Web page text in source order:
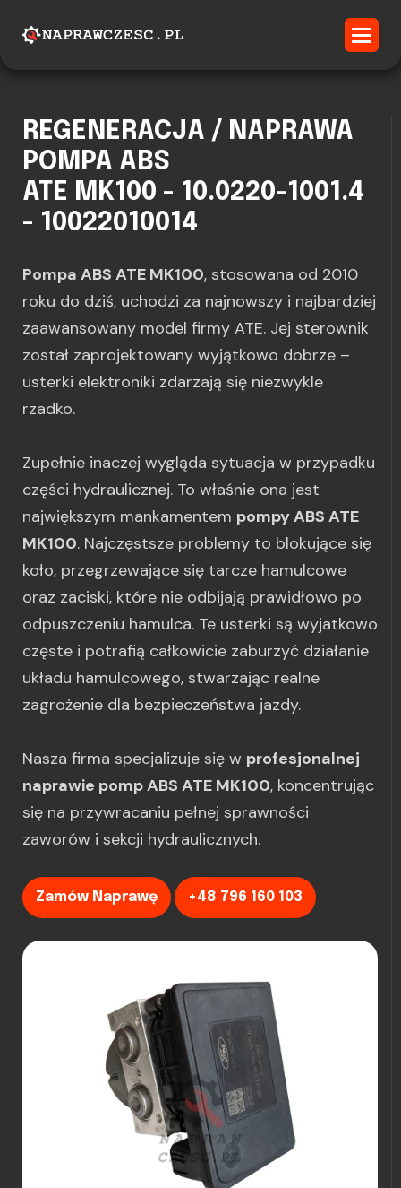
REGENERACJA / NAPRAWA
POMPA ABS
ATE MK100 - 10.0220-1001.4
- 10022010014
Pompa ABS ATE MK100, stosowana od 2010
roku do dziś, uchodzi za najnowszy i najbardziej
zaawansowany model firmy ATE. Jej sterownik
został zaprojektowany wyjątkowo dobrze –
usterki elektroniki zdarzają się niezwykle
rzadko.
Zupełnie inaczej wygląda sytuacja w przypadku
części hydraulicznej. To właśnie ona jest
największym mankamentem pompy ABS ATE
MK100. Najczęstsze problemy to blokujące się
koło, przegrzewające się tarcze hamulcowe
oraz zaciski, które nie odbijają prawidłowo po
odpuszczeniu hamulca. Te usterki są wyjatkowo
częste i potrafią całkowicie zaburzyć działanie
układu hamulcowego, stwarzając realne
zagrożenie dla bezpieczeństwa jazdy.
Nasza firma specjalizuje się w profesjonalnej
naprawie pomp ABS ATE MK100, koncentrując
się na przywracaniu pełnej sprawności
zaworów i sekcji hydraulicznych.
Zamów Naprawę +48 796 160 103